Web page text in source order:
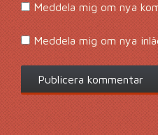
Meddela mig om nya
Meddela mig om nya